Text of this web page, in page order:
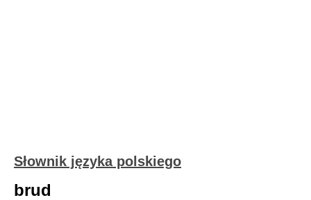
Słownik języka polskiego
brud